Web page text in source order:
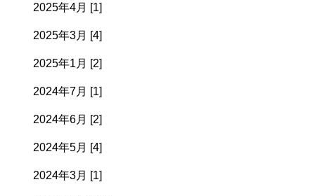
2025年4月 [1]
2025年3月 [4]
2025年1月 [2]
2024年7月 [1]
2024年6月 [2]
2024年5月 [4]
2024年3月 [1]